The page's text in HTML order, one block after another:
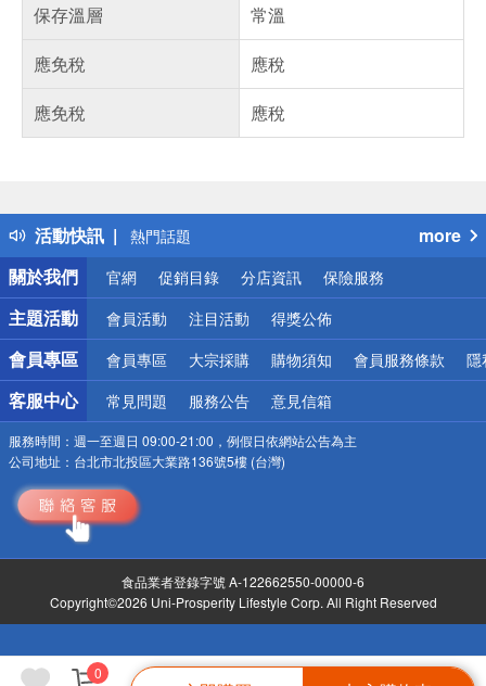
0
保存溫層
常溫
應免稅
應稅
應免稅
應稅
活動快訊
得獎公告
熱門話題
銀行優惠
偏遠地區配送
詐騙網頁！請小心！
more
關於我們
官網 促銷目錄 分店資訊 保險服務
主題活動 會員活動 注目活動 得獎公佈
會員專區 會員專區 大宗採購 購物須知 會員服務條款 隱
客服中心 常見問題 服務公告 意見信箱
服務時間： 週一至週日 09:00-21:00，例假日依網站公告為主
公司地址： 台北市北投區大業路136號5樓 (台灣)
食品業者登錄字號 A-122662550-00000-6
Copyright©2026 Uni-Prosperity Lifestyle Corp. All Right Reserved